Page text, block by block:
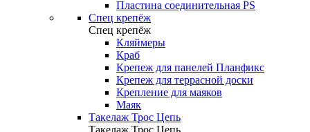
Пластина соединительная PS
Спец крепёж
Спец крепёж
Кляймеры
Краб
Крепеж для панелей Планфикс
Крепеж для террасной доски
Крепление для маяков
Маяк
Такелаж Трос Цепь
Такелаж Трос Цепь